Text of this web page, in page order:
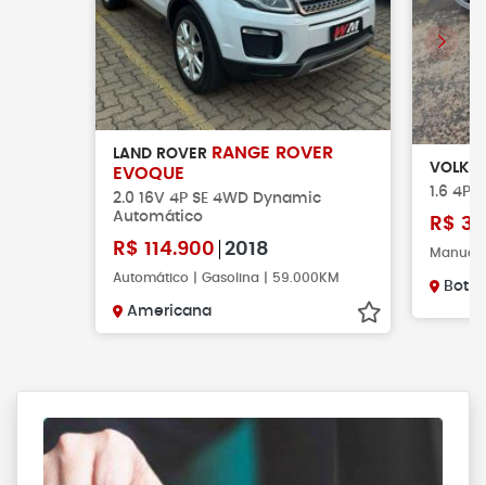
LAND ROVER RANGE ROVER
EVOQUE
2.0 16V 4P SE 4WD Dynamic
Automático
R$ 114.900 2018
Automático | Gasolina | 59.000KM
Americana
1.6 4P
R$
Manual